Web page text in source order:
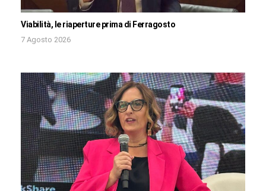
Viabilità, le riaperture prima di Ferragosto
7 Agosto 2026